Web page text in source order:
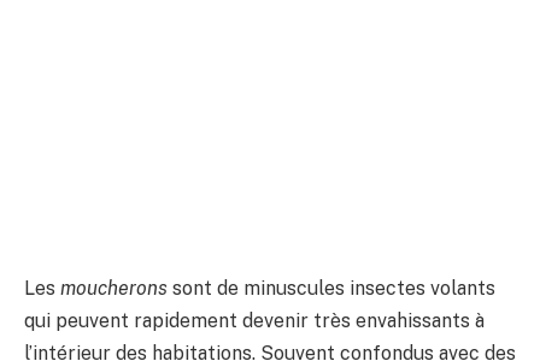
Les moucherons sont de minuscules insectes volants
qui peuvent rapidement devenir très envahissants à
l’intérieur des habitations. Souvent confondus avec des